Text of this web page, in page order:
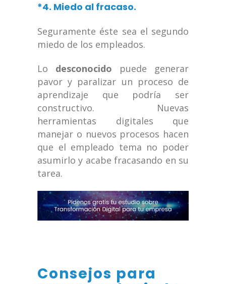
*4. Miedo al fracaso.
Seguramente éste sea el segundo
miedo de los empleados.
Lo desconocido puede generar
pavor y paralizar un proceso de
aprendizaje que podría ser
constructivo. Nuevas
herramientas digitales que
manejar o nuevos procesos hacen
que el empleado tema no poder
asumirlo y acabe fracasando en su
tarea.
Consejos para